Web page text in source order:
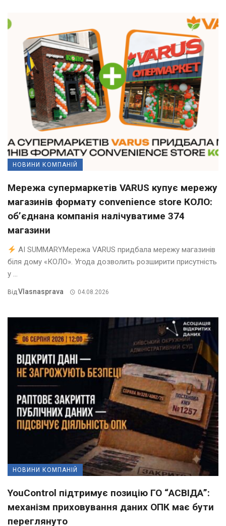
НОВИНИ КОМПАНІЙ
Мережа супермаркетів VARUS купує мережу
магазинів формату convenience store КОЛО:
об’єднана компанія налічуватиме 374
магазини
AI SUMMARYМережа VARUS придбала мережу магазинів
біля дому «КОЛО». Угода дозволить розширити присутність
у ...
ВідVlasnasprava 04.08.2026
НОВИНИ КОМПАНІЙ
YouControl підтримує позицію ГО “АСВІДА”:
механізм приховування даних ОПК має бути
переглянуто